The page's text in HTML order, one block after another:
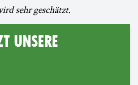
sehr geschätzt.
unsere